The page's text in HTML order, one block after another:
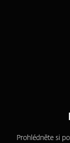
Prohlédněte si